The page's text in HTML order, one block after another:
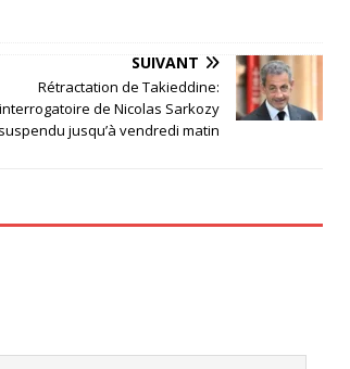
SUIVANT
Rétractation de Takieddine:
de Nicolas Sarkozy
suspendu jusqu’à vendredi matin